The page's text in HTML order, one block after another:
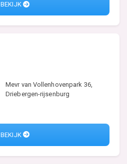
BEKIJK
Mevr van Vollenhovenpark 36,
Driebergen-rijsenburg
BEKIJK